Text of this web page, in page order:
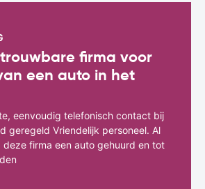
firma voor
een auto in het
eenvoudig telefonisch contact bij
geregeld Vriendelijk personeel. Al
deze firma een auto gehuurd en tot